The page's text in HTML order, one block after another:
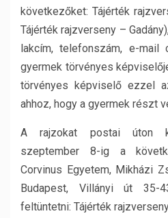
következőket: Tájérték
Tájérték rajzverseny –
lakcím, telefonszám, e-
gyermek törvényes
törvényes képviselő ezzel
ahhoz, hogy a gyermek részt
A rajzokat postai úton
szeptember 8-ig a
Corvinus Egyetem, Mikházi
Budapest, Villányi út 35-
feltüntetni: Tájérték